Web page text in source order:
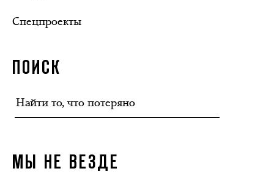
Спецпроекты
ПОИСК
МЫ НЕ ВЕЗДЕ